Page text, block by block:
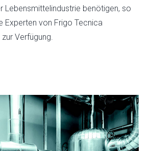
Lebensmittelindustrie benötigen, so
Experten von Frigo Tecnica
Verfügung.